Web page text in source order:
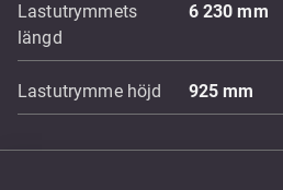
Lastutrymmets
längd
6 230mm
Lastutrymme höjd 925mm